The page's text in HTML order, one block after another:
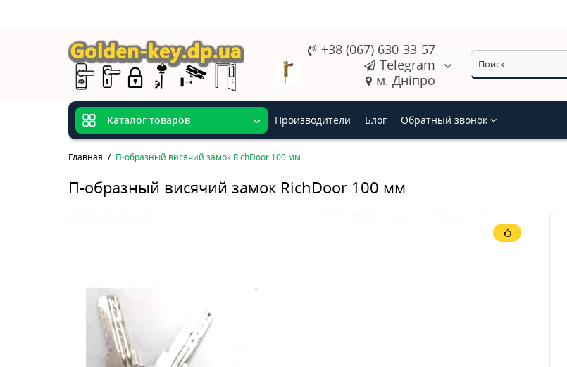
+38 (067) 630-33-57
Telegram
м. Дніпро
Каталог товаров Производители Блог Обратный звонок
Главная П-образный висячий замок RichDoor 100 мм
П-образный висячий замок RichDoor 100 мм